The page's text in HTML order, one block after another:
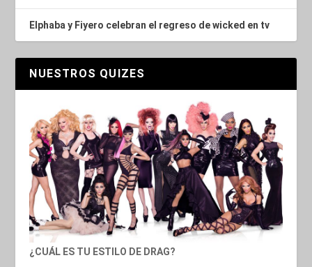
Elphaba y Fiyero celebran el regreso de wicked en tv
NUESTROS QUIZES
¿CUÁL ES TU ESTILO DE DRAG?